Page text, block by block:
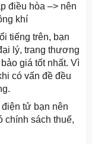
điều hòa –> nên
khí
tiếng trên, bạn
lý, trang thương
giá tốt nhất. Vì
có vấn đề đều
tử bạn nên
chính sách thuế,